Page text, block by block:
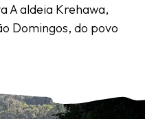
A aldeia Krehawa,
Domingos, do povo